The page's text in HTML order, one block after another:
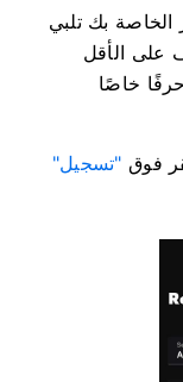
الخاصة بك تلبي
مثل أن تتكون من 8 أحرف على الأقل
خاصًا
فوق "تسجيل"